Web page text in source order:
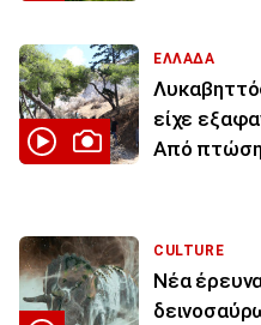
ΕΛΛΑΔΑ
είχε
Από πτώση
CULTURE
Νέα